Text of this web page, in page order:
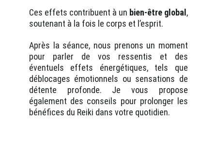
Ces effets contribuent à un bien-être global ,
soutenant à la fois le corps et l’esprit.
Après la séance, nous prenons un moment
pour parler de vos ressentis et des
éventuels effets énergétiques, tels que
déblocages émotionnels ou sensations de
détente profonde. Je vous propose
également des conseils pour prolonger les
bénéfices du Reiki dans votre quotidien.